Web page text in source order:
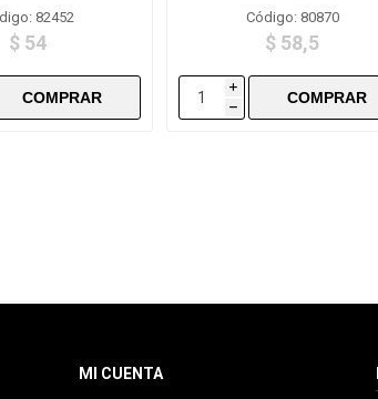
82452
$ 54
Código: 80870
$ 58,5
i
h
MI CUENTA